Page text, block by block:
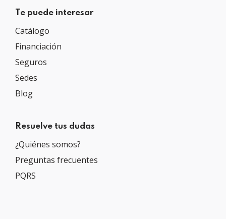
Te puede interesar
Catálogo
Financiación
Seguros
Sedes
Blog
Resuelve tus dudas
¿Quiénes somos?
Preguntas frecuentes
PQRS